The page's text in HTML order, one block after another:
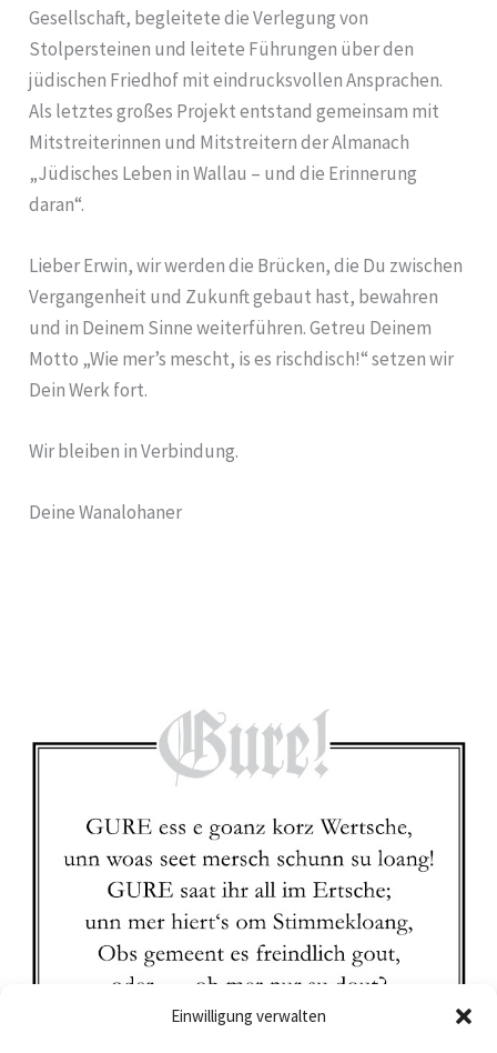
Einwilligung verwalten
Gesellschaft, begleitete die Verlegung von
Stolpersteinen und leitete Führungen über den
jüdischen Friedhof mit eindrucksvollen Ansprachen.
Als letztes großes Projekt entstand gemeinsam mit
Mitstreiterinnen und Mitstreitern der Almanach
„Jüdisches Leben in Wallau – und die Erinnerung
daran“.
Lieber Erwin, wir werden die Brücken, die Du zwischen
Vergangenheit und Zukunft gebaut hast, bewahren
und in Deinem Sinne weiterführen. Getreu Deinem
Motto „Wie mer’s mescht, is es rischdisch!“ setzen wir
Dein Werk fort.
Wir bleiben in Verbindung.
Deine Wanalohaner